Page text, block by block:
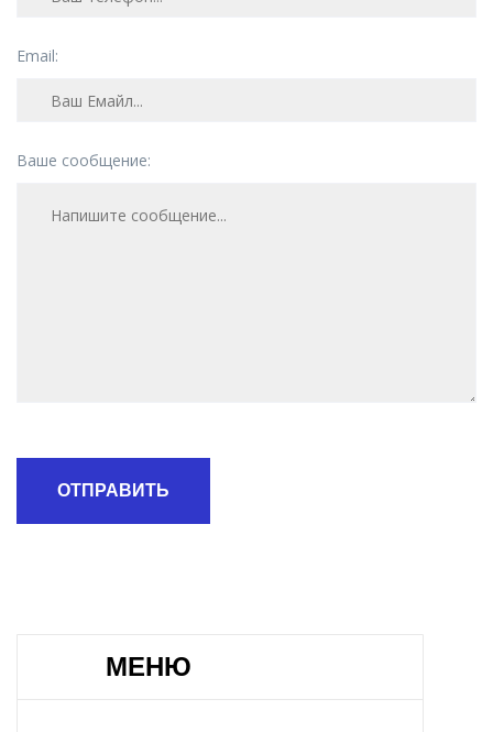
Email:
Ваше сообщение:
ОТПРАВИТЬ
МЕНЮ